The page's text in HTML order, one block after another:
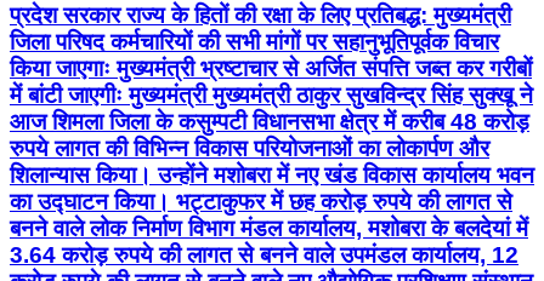
प्रदेश सरकार राज्य के हितों की रक्षा के लिए प्रतिबद्ध: मुख्यमंत्री
जिला परिषद कर्मचारियों की सभी मांगों पर सहानुभूतिपूर्वक विचार
किया जाएगाः मुख्यमंत्री भ्रष्टाचार से अर्जित संपत्ति जब्त कर गरीबों
में बांटी जाएगीः मुख्यमंत्री मुख्यमंत्री ठाकुर सुखविन्द्र सिंह सुक्खू ने
आज शिमला जिला के कसुम्पटी विधानसभा क्षेत्र में करीब 48 करोड़
रुपये लागत की विभिन्न विकास परियोजनाओं का लोकार्पण और
शिलान्यास किया। उन्होंने मशोबरा में नए खंड विकास कार्यालय भवन
का उद्घाटन किया। भट्टाकुफर में छह करोड़ रुपये की लागत से
बनने वाले लोक निर्माण विभाग मंडल कार्यालय, मशोबरा के बलदेयां में
3.64 करोड़ रुपये की लागत से बनने वाले उपमंडल कार्यालय, 12